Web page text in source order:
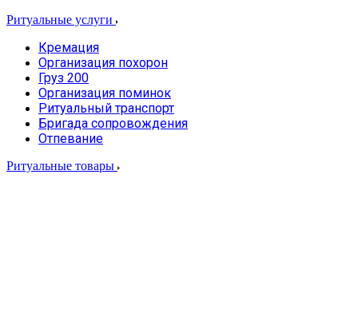
Ритуальные услуги
Кремация
Организация похорон
Груз 200
Организация поминок
Ритуальный транспорт
Бригада сопровождения
Отпевание
Ритуальные товары